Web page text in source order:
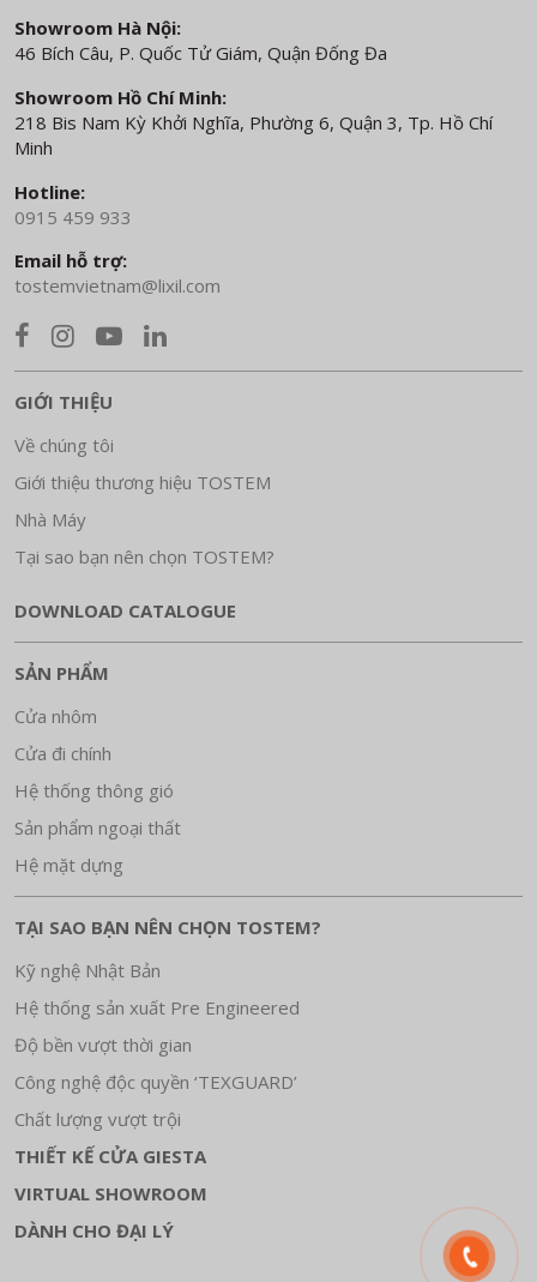
Showroom Hà Nội:
46 Bích Câu, P. Quốc Tử Giám, Quận Đống Đa
Showroom Hồ Chí Minh:
218 Bis Nam Kỳ Khởi Nghĩa, Phường 6, Quận 3, Tp. Hồ Chí
Minh
Hotline:
0915 459 933
Email hỗ trợ:
tostemvietnam@lixil.com
GIỚI THIỆU
Về chúng tôi
Giới thiệu thương hiệu TOSTEM
Nhà Máy
Tại sao bạn nên chọn TOSTEM?
DOWNLOAD CATALOGUE
SẢN PHẨM
Cửa nhôm
Cửa đi chính
Hệ thống thông gió
Sản phẩm ngoại thất
Hệ mặt dựng
TẠI SAO BẠN NÊN CHỌN TOSTEM?
Kỹ nghệ Nhật Bản
Hệ thống sản xuất Pre Engineered
Độ bền vượt thời gian
Công nghệ độc quyền ‘TEXGUARD’
Chất lượng vượt trội
THIẾT KẾ CỬA GIESTA
VIRTUAL SHOWROOM
DÀNH CHO ĐẠI LÝ